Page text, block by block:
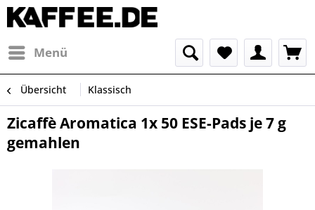
Menü
Übersicht Klassisch
Zicaffè Aromatica 1x 50 ESE-Pads je 7 g
gemahlen